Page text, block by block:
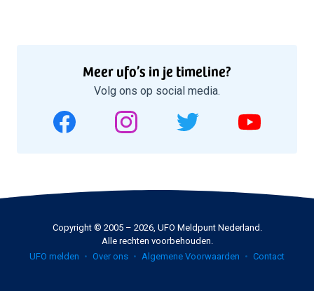
Meer ufo’s in je timeline?
Volg ons op social media.
Copyright © 2005 – 2026, UFO Meldpunt Nederland.
Alle rechten voorbehouden.
UFO melden
Over ons Algemene Voorwaarden Contact